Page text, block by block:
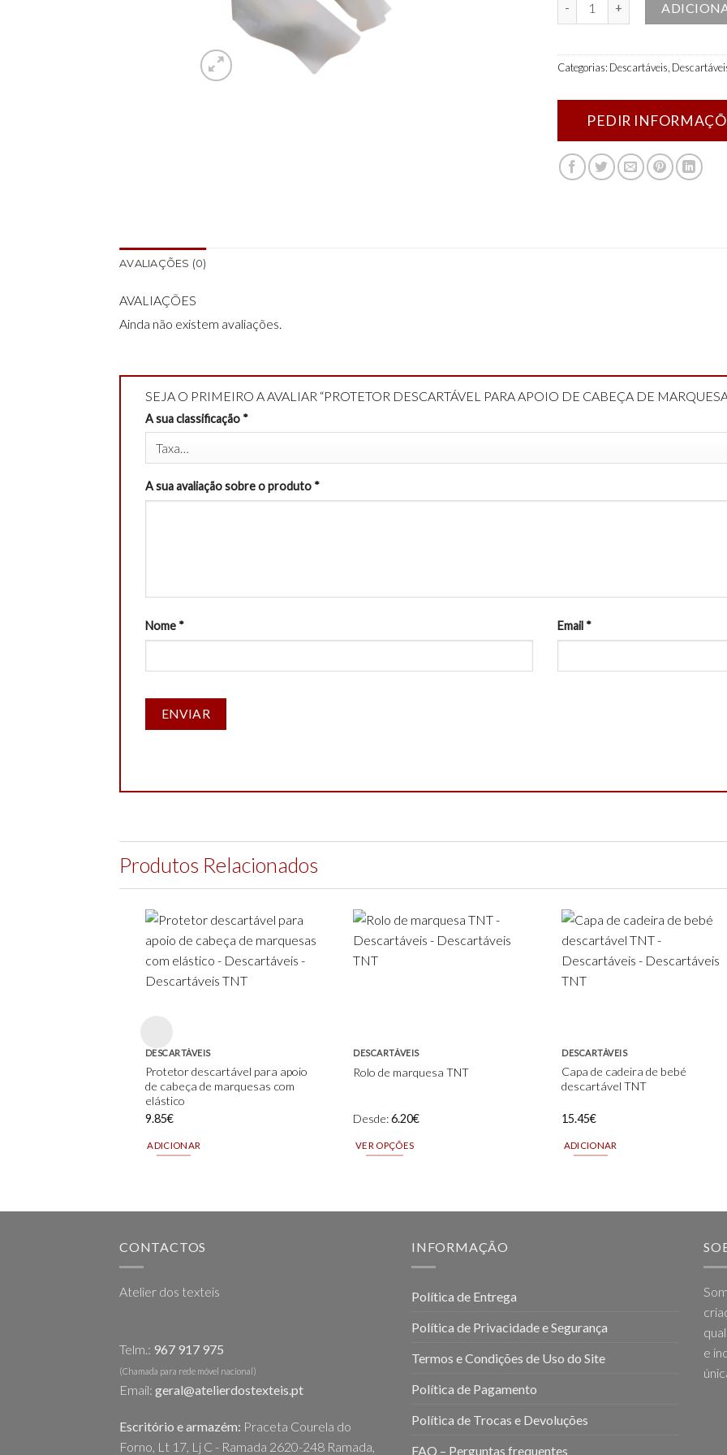
Categorias: Descartáveis
AVALIAÇÕES (0)
AVALIAÇÕES
Ainda não existem avaliações.
SEJA O PRIMEIRO A AVALIAR “PROTETOR DESCARTÁVEL PARA APOIO DE CABEÇA DE
A sua classificação *
A sua avaliação sobre o produto *
Nome * Email *
Produtos Relacionados
DESCARTÁVEIS
Protetor descartável para apoio
de cabeça de marquesas com
elástico
9.85€
ADICIONAR
DESCARTÁVEIS
Rolo de marquesa TNT
Desde:6.20€
VER OPÇÕES
DESCARTÁVEIS
Capa de cadeira de bebé
descartável TNT
15.45€
ADICIONAR
CONTACTOS
Atelier dos texteis
Telm.: 967 917 975
(Chamada para rede móvel nacional)
Email: geral@atelierdostexteis.pt
Escritório e armazém: Praceta Courela do
Forno, Lt 17, Lj C - Ramada 2620-248 Ramada,
INFORMAÇÃO
Política de Entrega
Política de Privacidade e Segurança
Termos e Condições de Uso do Site
Política de Pagamento
Política de Trocas e Devoluções
FAQ – Perguntas frequentes
e